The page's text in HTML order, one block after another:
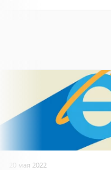
20 мая 2022